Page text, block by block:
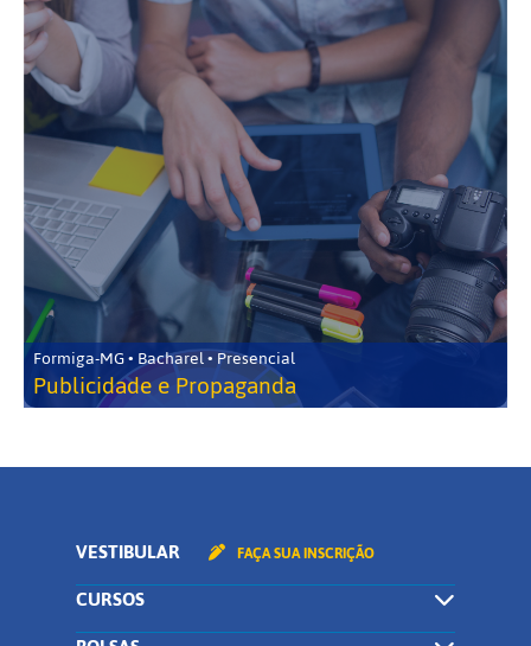
Formiga-MG • Bacharel • Presencial
Publicidade e Propaganda
VESTIBULAR FAÇA SUA INSCRIÇÃO
CURSOS